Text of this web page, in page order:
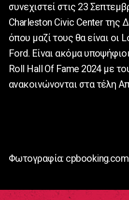
συνεχιστεί στις 23
Charleston Civic Center της
όπου μαζί τους θα είναι οι
Ford. Είναι ακόμα
Roll Hall Of Fame 2024 με
ανακοινώνονται στα τέλη
Φωτογραφία: cpbooking.com